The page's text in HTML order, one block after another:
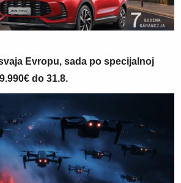
Evropu, sada po specijalnoj
do 31.8.